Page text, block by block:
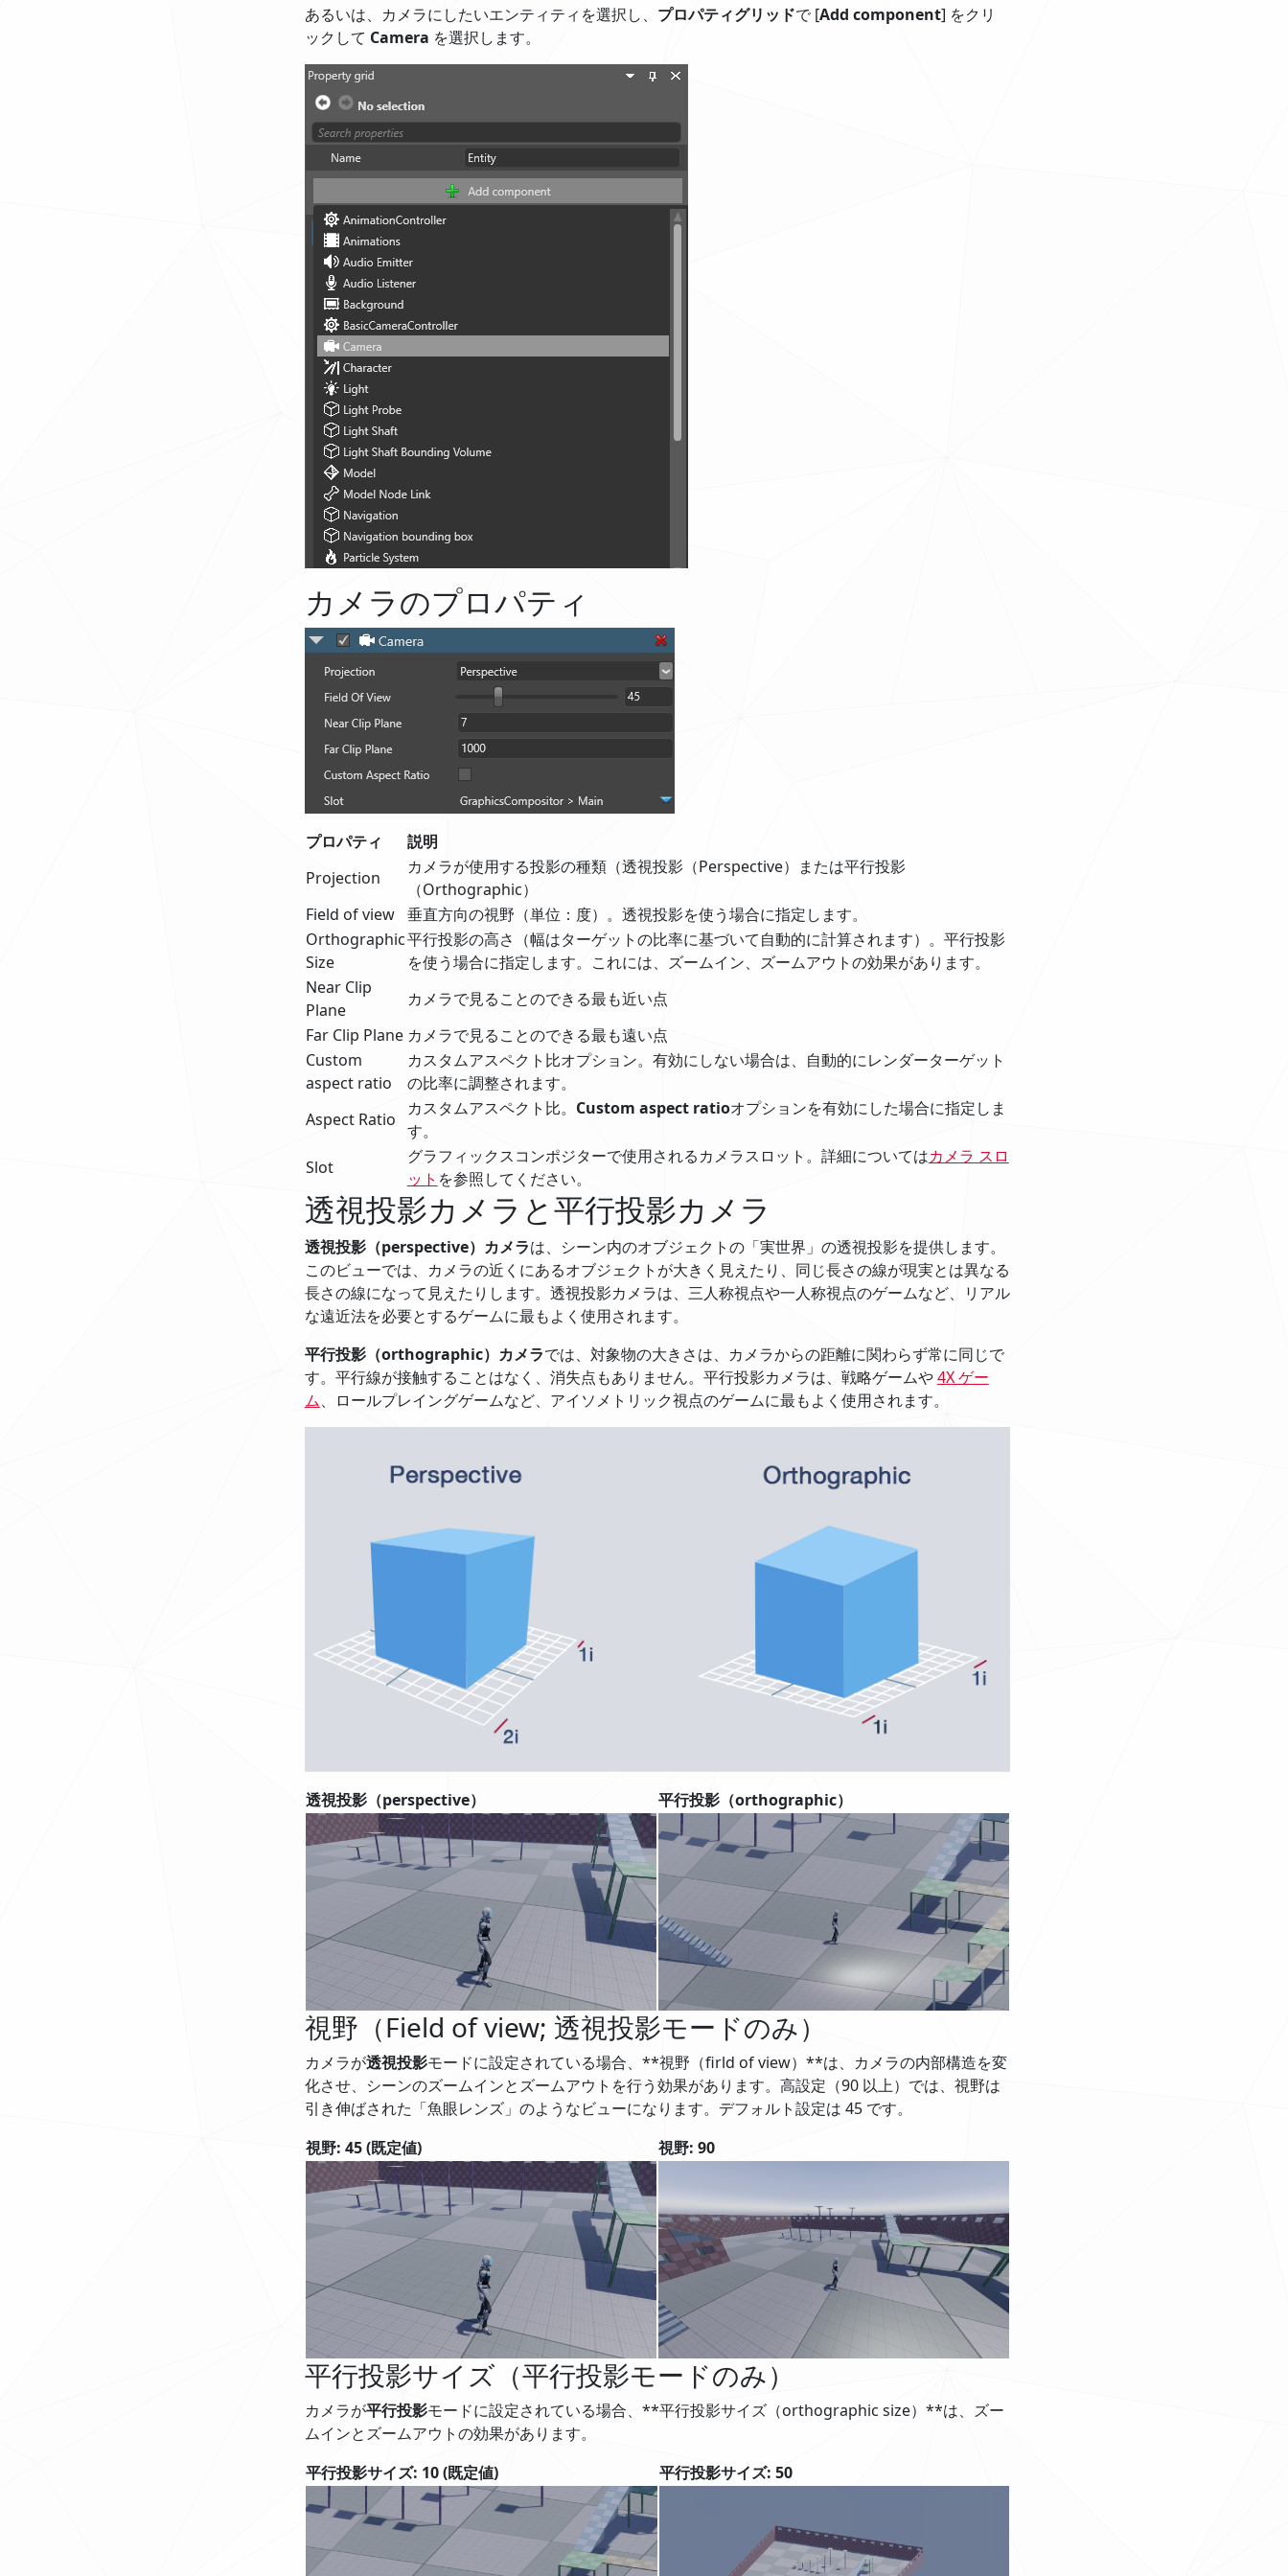
あるいは、カメラにしたいエンティティを選択し、 プロパティグリッドで [Add component] をクリ
ックして Camera を選択します。
カメラのプロパティ
プロパティ
説明
Projection
カメラが使用する投影の種類（透視投影（Perspective）または平行投影
（Orthographic）
Field of view
垂直方向の視野（単位：度）。透視投影を使う場合に指定します。
Orthographic
Size
平行投影の高さ（幅はターゲットの比率に基づいて自動的に計算されます）。平行投影
を使う場合に指定します。これには、ズームイン、ズームアウトの効果があります。
Near Clip
Plane
カメラで見ることのできる最も近い点
Far Clip Plane カメラで見ることのできる最も遠い点
Custom
aspect ratio
カスタムアスペクト比オプション。有効にしない場合は、自動的にレンダーターゲット
の比率に調整されます。
Aspect Ratio
カスタムアスペクト比。 Custom aspect ratioオプションを有効にした場合に指定しま
す。
Slot
グラフィックスコンポジターで使用されるカメラスロット。詳細についてはカメラ スロ
ット を参照してください。
透視投影カメラと平行投影カメラ
透視投影（perspective）カメラは、シーン内のオブジェクトの「実世界」の透視投影を提供します。
このビューでは、カメラの近くにあるオブジェクトが大きく見えたり、同じ長さの線が現実とは異なる
長さの線になって見えたりします。透視投影カメラは、三人称視点や一人称視点のゲームなど、リアル
な遠近法を必要とするゲームに最もよく使用されます。
平行投影（orthographic）カメラでは、対象物の大きさは、カメラからの距離に関わらず常に同じで
す。平行線が接触することはなく、消失点もありません。平行投影カメラは、戦略ゲームや4X ゲー
ム、ロールプレイングゲームなど、アイソメトリック視点のゲームに最もよく使用されます。
透視投影（perspective） 平行投影（orthographic）
視野（Field of view; 透視投影モードのみ）
カメラが透視投影モードに設定されている場合、**視野（firld of view）**は、カメラの内部構造を変
化させ、シーンのズームインとズームアウトを行う効果があります。高設定（90 以上）では、視野は
引き伸ばされた「魚眼レンズ」のようなビューになります。デフォルト設定は 45 です。
視野: 45 (既定値)
視野: 90
平行投影サイズ（平行投影モードのみ）
カメラが平行投影モードに設定されている場合、**平行投影サイズ（orthographic size）**は、ズー
ムインとズームアウトの効果があります。
平行投影サイズ: 10 (既定値)
平行投影サイズ: 50